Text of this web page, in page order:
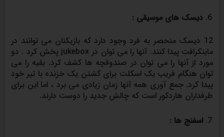
دیسک های موسیقی :
12 دیسک منحصر به فرد وجود دارد که بازیکنان می توانند در
ماینکرافت پیدا کنند. آنها را می توان در jukebox پخش کرد . دو
مورد از آنها را می توان در صندوقچه ها کشف کرد. بقیه را می
توان هنگام فریب یک اسکلت برای کشتن یک خزنده با تیر خود
پیدا کرد. جمع آوری همه آنها زمان زیادی می برد ، اما این برای
طرفداران هاردکور است که چالش جدید را دوست دارند.
اسفنج ها :